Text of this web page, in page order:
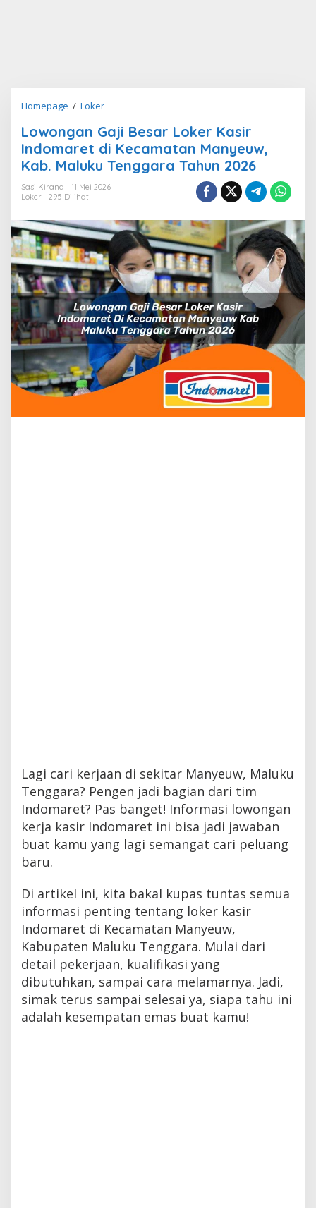
Homepage / LokerLowongan
Besar
Loker
Kasir
Indomaret
di
Manyeuw,
Kab.
Maluku
Tenggara
Tahun
2026
Lowongan Gaji Besar Loker Kasir
Indomaret di Kecamatan Manyeuw,
Kab. Maluku Tenggara Tahun 2026
Sasi Kirana
11 Mei 2026
Loker
295 Dilihat
Lagi cari kerjaan di sekitar Manyeuw, Maluku
Tenggara? Pengen jadi bagian dari tim
Indomaret? Pas banget! Informasi lowongan
kerja kasir Indomaret ini bisa jadi jawaban
buat kamu yang lagi semangat cari peluang
baru.
Di artikel ini, kita bakal kupas tuntas semua
informasi penting tentang loker kasir
Indomaret di Kecamatan Manyeuw,
Kabupaten Maluku Tenggara. Mulai dari
detail pekerjaan, kualifikasi yang
dibutuhkan, sampai cara melamarnya. Jadi,
simak terus sampai selesai ya, siapa tahu ini
adalah kesempatan emas buat kamu!